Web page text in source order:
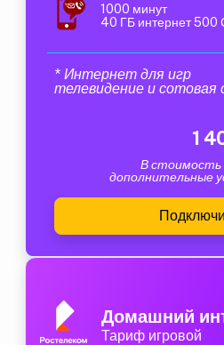
1000 минут
40 ГБ интернет
* Интернет для игр
телевидение и сотовая
1
В стоимость
дополнительные
Домашний
Тариф игровой